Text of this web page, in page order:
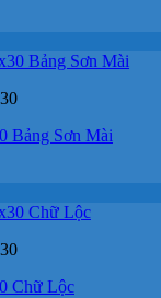
Bảng Sơn Mài
Chữ Lộc